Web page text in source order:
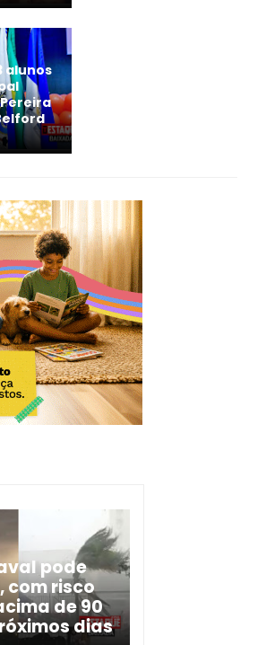
alunos
pode
com risco
de 90
dias